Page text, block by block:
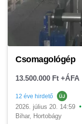
Csomagológép
13.500.000 Ft +ÁFA
12 éve hirdető
2026. július 20. 14:59 •
Bihar, Hortobágy